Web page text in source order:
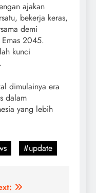
ajakan
bekerja keras,
demi
2045.
kunci
dimulainya era
dalam
yang lebih
#update